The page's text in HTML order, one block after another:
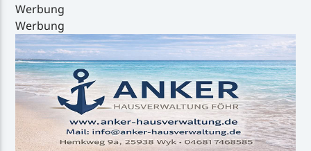
Inselradio Föhr
Handystream
Werbung
Werbung